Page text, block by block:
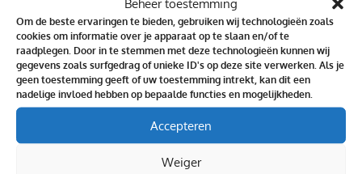
Beheer toestemming
Om de beste ervaringen te bieden, gebruiken wij technologieën zoals
cookies om informatie over je apparaat op te slaan en/of te
raadplegen. Door in te stemmen met deze technologieën kunnen wij
gegevens zoals surfgedrag of unieke ID's op deze site verwerken. Als je
geen toestemming geeft of uw toestemming intrekt, kan dit een
nadelige invloed hebben op bepaalde functies en mogelijkheden.
Accepteren
Weiger
Binnen 2 dagen geleverd